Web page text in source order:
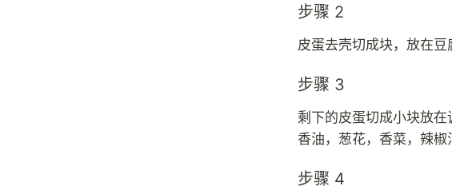
步骤 2
皮蛋去壳切成块，放在
步骤 3
剩下的皮蛋切成小块放在
香油，葱花，香菜，辣
步骤 4